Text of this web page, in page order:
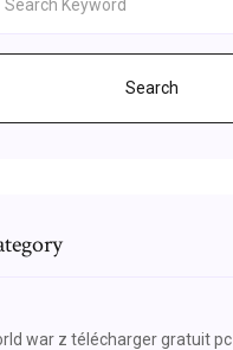
Search
war z télécharger gratuit pc